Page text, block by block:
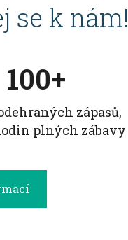
se k nám!
100+
zápasů,
plných zábavy